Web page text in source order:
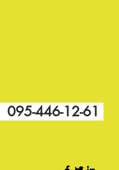
095-446-12-61